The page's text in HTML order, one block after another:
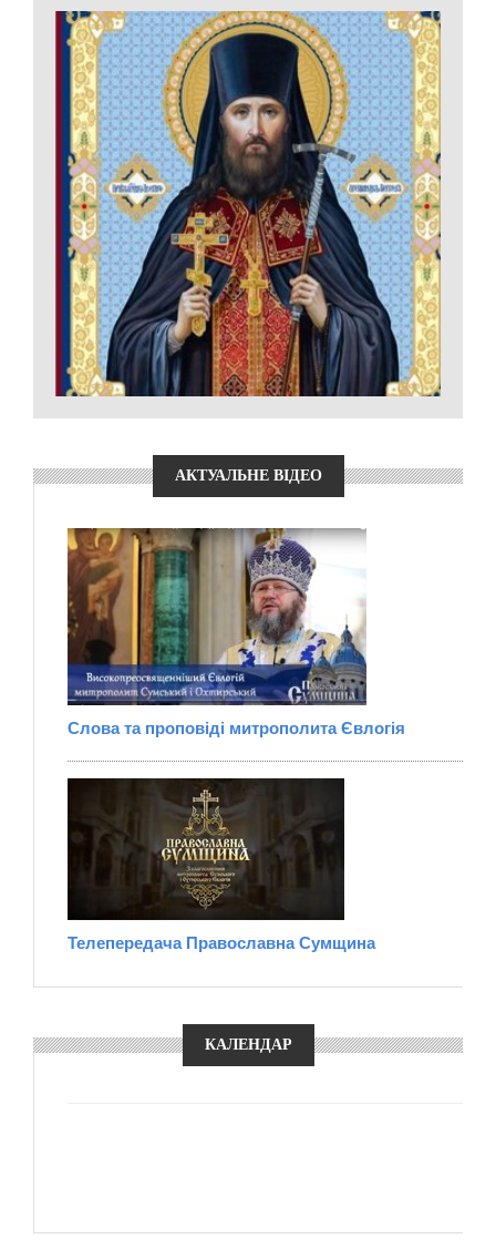
АКТУАЛЬНЕ ВІДЕО
Слова та проповіді митрополита Євлогія
Телепередача Православна Сумщина
КАЛЕНДАР